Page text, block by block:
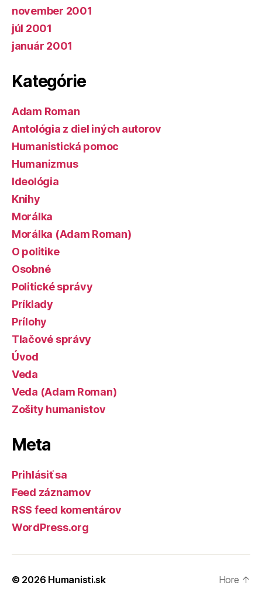
november 2001
júl 2001
január 2001
Kategórie
Adam Roman
Antológia z diel iných autorov
Humanistická pomoc
Humanizmus
Ideológia
Knihy
Morálka
Morálka (Adam Roman)
O politike
Osobné
Politické správy
Príklady
Prílohy
Tlačové správy
Úvod
Veda
Veda (Adam Roman)
Zošity humanistov
Meta
Prihlásiť sa
Feed záznamov
RSS feed komentárov
WordPress.org
© 2026 Humanisti.sk Hore ↑